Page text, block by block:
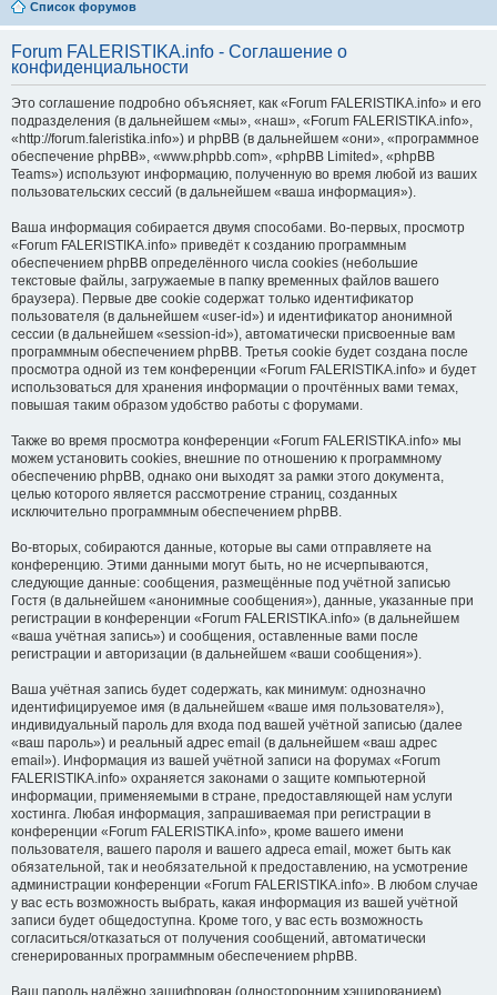
Список форумов
Forum FALERISTIKA.info - Соглашение о
конфиденциальности
Это соглашение подробно объясняет, как «Forum FALERISTIKA.info» и его
подразделения (в дальнейшем «мы», «наш», «Forum FALERISTIKA.info»,
«http://forum.faleristika.info») и phpBB (в дальнейшем «они», «программное
обеспечение phpBB», «www.phpbb.com», «phpBB Limited», «phpBB
Teams») используют информацию, полученную во время любой из ваших
пользовательских сессий (в дальнейшем «ваша информация»).
Ваша информация собирается двумя способами. Во-первых, просмотр
«Forum FALERISTIKA.info» приведёт к созданию программным
обеспечением phpBB определённого числа cookies (небольшие
текстовые файлы, загружаемые в папку временных файлов вашего
браузера). Первые две cookie содержат только идентификатор
пользователя (в дальнейшем «user-id») и идентификатор анонимной
сессии (в дальнейшем «session-id»), автоматически присвоенные вам
программным обеспечением phpBB. Третья cookie будет создана после
просмотра одной из тем конференции «Forum FALERISTIKA.info» и будет
использоваться для хранения информации о прочтённых вами темах,
повышая таким образом удобство работы с форумами.
Также во время просмотра конференции «Forum FALERISTIKA.info» мы
можем установить cookies, внешние по отношению к программному
обеспечению phpBB, однако они выходят за рамки этого документа,
целью которого является рассмотрение страниц, созданных
исключительно программным обеспечением phpBB.
Во-вторых, собираются данные, которые вы сами отправляете на
конференцию. Этими данными могут быть, но не исчерпываются,
следующие данные: сообщения, размещённые под учётной записью
Гостя (в дальнейшем «анонимные сообщения»), данные, указанные при
регистрации в конференции «Forum FALERISTIKA.info» (в дальнейшем
«ваша учётная запись») и сообщения, оставленные вами после
регистрации и авторизации (в дальнейшем «ваши сообщения»).
Ваша учётная запись будет содержать, как минимум: однозначно
идентифицируемое имя (в дальнейшем «ваше имя пользователя»),
индивидуальный пароль для входа под вашей учётной записью (далее
«ваш пароль») и реальный адрес email (в дальнейшем «ваш адрес
email»). Информация из вашей учётной записи на форумах «Forum
FALERISTIKA.info» охраняется законами о защите компьютерной
информации, применяемыми в стране, предоставляющей нам услуги
хостинга. Любая информация, запрашиваемая при регистрации в
конференции «Forum FALERISTIKA.info», кроме вашего имени
пользователя, вашего пароля и вашего адреса email, может быть как
обязательной, так и необязательной к предоставлению, на усмотрение
администрации конференции «Forum FALERISTIKA.info». В любом случае
у вас есть возможность выбрать, какая информация из вашей учётной
записи будет общедоступна. Кроме того, у вас есть возможность
согласиться/отказаться от получения сообщений, автоматически
сгенерированных программным обеспечением phpBB.
Ваш пароль надёжно зашифрован (односторонним хэшированием).